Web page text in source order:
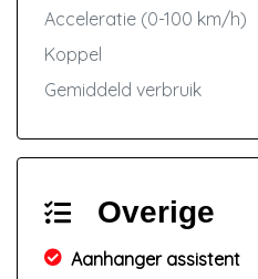
Acceleratie (0-100 km/h)
Koppel
Gemiddeld verbruik
Overige
Aanhanger assistent